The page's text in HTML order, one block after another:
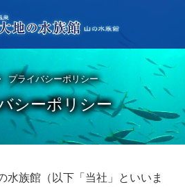
プライバシーポリシー
シーポリシー
水族館（以下「当社」といいま